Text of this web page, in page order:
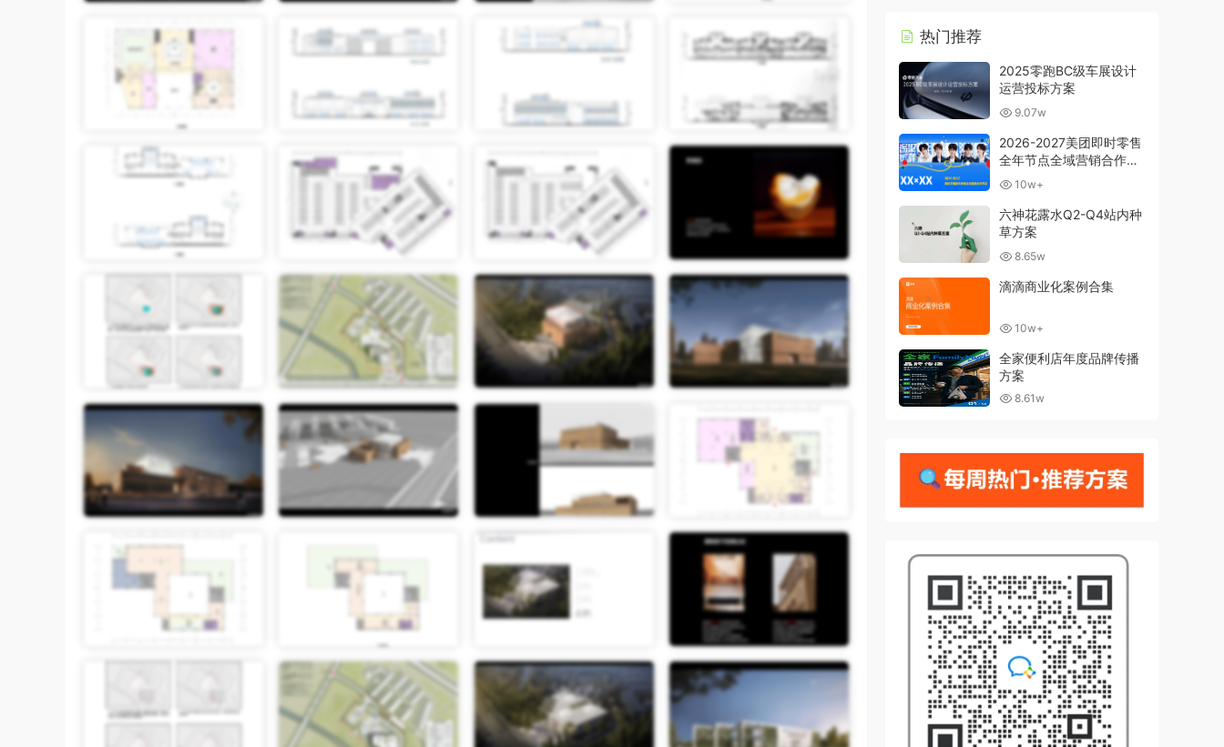
热门推荐
2025零跑BC级车展设计
运营投标方案
9.07w
2026-2027美团即时零售
全年节点全域营销合作方
案 10w+
六神花露水Q2-Q4站内种
草方案
8.65w
滴滴商业化案例合集
10w+
全家便利店年度品牌传播
方案
8.61w